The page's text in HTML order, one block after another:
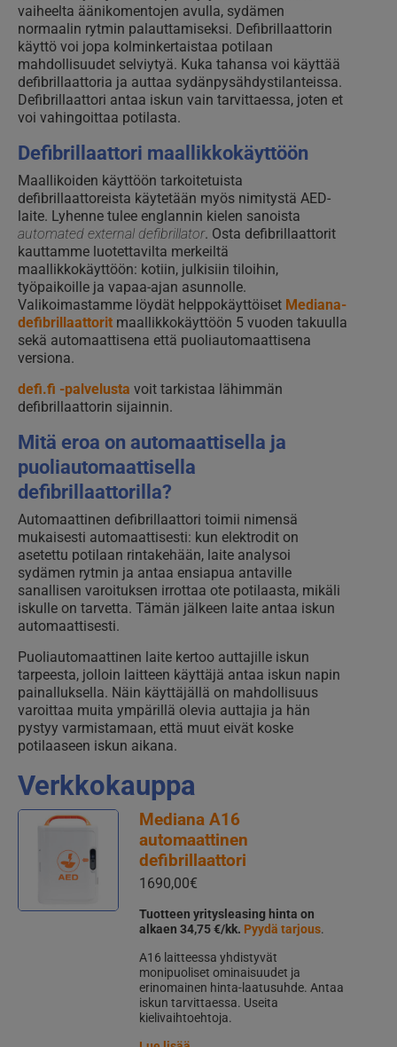
vaiheelta äänikomentojen avulla, sydämen
normaalin rytmin palauttamiseksi. Defibrillaattorin
käyttö voi jopa kolminkertaistaa potilaan
mahdollisuudet selviytyä. Kuka tahansa voi käyttää
defibrillaattoria ja auttaa sydänpysähdystilanteissa.
Defibrillaattori antaa iskun vain tarvittaessa, joten et
voi vahingoittaa potilasta.
Defibrillaattori maallikkokäyttöön
Maallikoiden käyttöön tarkoitetuista
defibrillaattoreista käytetään myös nimitystä AED-
laite. Lyhenne tulee englannin kielen sanoista
automated external defibrillator. Osta defibrillaattorit
kauttamme luotettavilta merkeiltä
maallikkokäyttöön: kotiin, julkisiin tiloihin,
työpaikoille ja vapaa-ajan asunnolle.
Valikoimastamme löydät helppokäyttöiset Mediana-
defibrillaattorit maallikkokäyttöön 5 vuoden takuulla
sekä automaattisena että puoliautomaattisena
versiona.
defi.fi -palvelusta voit tarkistaa lähimmän
defibrillaattorin sijainnin.
Mitä eroa on automaattisella ja
puoliautomaattisella
defibrillaattorilla?
Automaattinen defibrillaattori toimii nimensä
mukaisesti automaattisesti: kun elektrodit on
asetettu potilaan rintakehään, laite analysoi
sydämen rytmin ja antaa ensiapua antaville
sanallisen varoituksen irrottaa ote potilaasta, mikäli
iskulle on tarvetta. Tämän jälkeen laite antaa iskun
automaattisesti.
Puoliautomaattinen laite kertoo auttajille iskun
tarpeesta, jolloin laitteen käyttäjä antaa iskun napin
painalluksella. Näin käyttäjällä on mahdollisuus
varoittaa muita ympärillä olevia auttajia ja hän
pystyy varmistamaan, että muut eivät koske
potilaaseen iskun aikana.
Verkkokauppa
Mediana A16
automaattinen
defibrillaattori
1690,00€
Tuotteen yritysleasing hinta on
alkaen 34,75 €/kk. Pyydä tarjous.
A16 laitteessa yhdistyvät
monipuoliset ominaisuudet ja
erinomainen hinta-laatusuhde. Antaa
iskun tarvittaessa. Useita
kielivaihtoehtoja.